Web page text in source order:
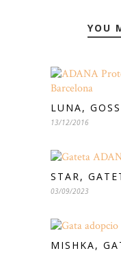
YOU
LUNA,
13/12/2016
STAR,
03/09/2023
MISHKA,